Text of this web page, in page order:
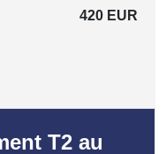
420 EUR
T2 au